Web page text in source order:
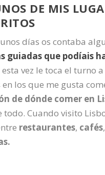
DE MIS
días os contaba
guiadas que podíais
esta vez le toca el turno
los que me gusta
de dónde comer en
todo. Cuando visito
restaurantes, cafés,